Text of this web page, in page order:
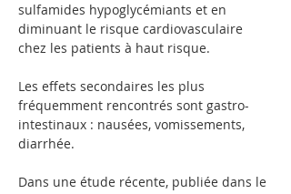
sulfamides hypoglycémiants et en
diminuant le risque cardiovasculaire
chez les patients à haut risque.
Les effets secondaires les plus
fréquemment rencontrés sont gastro-
intestinaux : nausées, vomissements,
diarrhée.
Dans une étude récente, publiée dans le